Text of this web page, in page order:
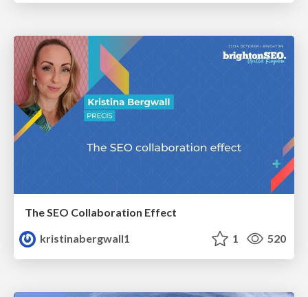
The SEO Collaboration Effect
kristinabergwall1
1 520